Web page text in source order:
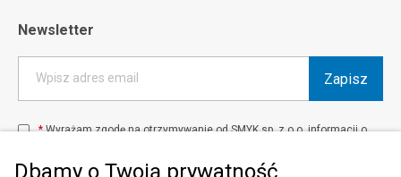
Dbamy o Twoją prywatność
Newsletter
Wpisz adres email Zapisz
*Wyrażam zgodę na otrzymywanie od SMYK sp. z o.o. informacji o
elektronicznej (e-mail).